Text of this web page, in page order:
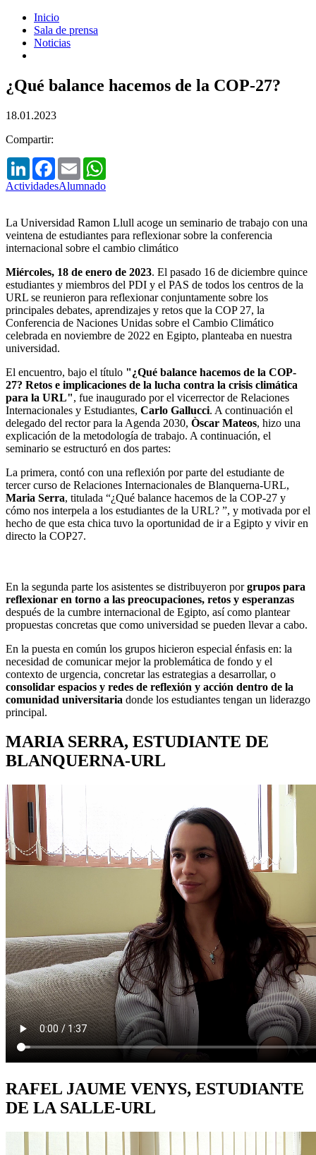
Inicio
Sala de prensa
Noticias
¿Qué balance hacemos de la COP-27?
18.01.2023
Compartir:
LinkedInFacebook
Email
ActividadesAlumnado
La Universidad Ramon Llull acoge un seminario de trabajo con una
veintena de estudiantes para reflexionar sobre la conferencia
internacional sobre el cambio climático
Miércoles, 18 de enero de 2023. El pasado 16 de diciembre quince
estudiantes y miembros del PDI y el PAS de todos los centros de la
URL se reunieron para reflexionar conjuntamente sobre los
principales debates, aprendizajes y retos que la COP 27, la
Conferencia de Naciones Unidas sobre el Cambio Climático
celebrada en noviembre de 2022 en Egipto, planteaba en nuestra
universidad.
El encuentro, bajo el título "¿Qué balance hacemos de la COP-
27? Retos e implicaciones de la lucha contra la crisis climática
para la URL", fue inaugurado por el vicerrector de Relaciones
Internacionales y Estudiantes, Carlo Gallucci. A continuación el
delegado del rector para la Agenda 2030, Òscar Mateos, hizo una
explicación de la metodología de trabajo. A continuación, el
seminario se estructuró en dos partes:
La primera, contó con una reflexión por parte del estudiante de
tercer curso de Relaciones Internacionales de Blanquerna-URL,
Maria Serra, titulada “¿Qué balance hacemos de la COP-27 y
cómo nos interpela a los estudiantes de la URL? ”, y motivada por el
hecho de que esta chica tuvo la oportunidad de ir a Egipto y vivir en
directo la COP27.
En la segunda parte los asistentes se distribuyeron porgrupos para
reflexionar en torno a las preocupaciones, retos y esperanzas
después de la cumbre internacional de Egipto, así como plantear
propuestas concretas que como universidad se pueden llevar a cabo.
En la puesta en común los grupos hicieron especial énfasis en: la
necesidad de comunicar mejor la problemática de fondo y el
contexto de urgencia, concretar las estrategias a desarrollar, o
consolidar espacios y redes de reflexión y acción dentro de la
comunidad universitaria donde los estudiantes tengan un liderazgo
principal.
MARIA SERRA, ESTUDIANTE DE
BLANQUERNA-URL
RAFEL JAUME VENYS, ESTUDIANTE
DE LA SALLE-URL